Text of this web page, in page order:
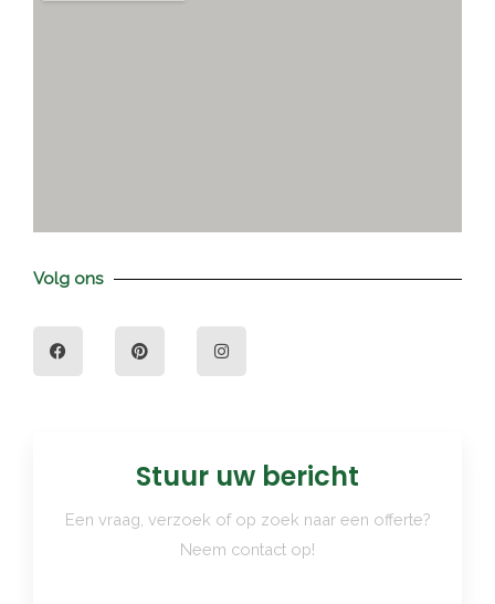
Volg ons
F
a
c
e
P
i
n
t
t
I
n
t
m
Stuur uw bericht
Een vraag, verzoek of op zoek naar een offerte?
Neem contact op!